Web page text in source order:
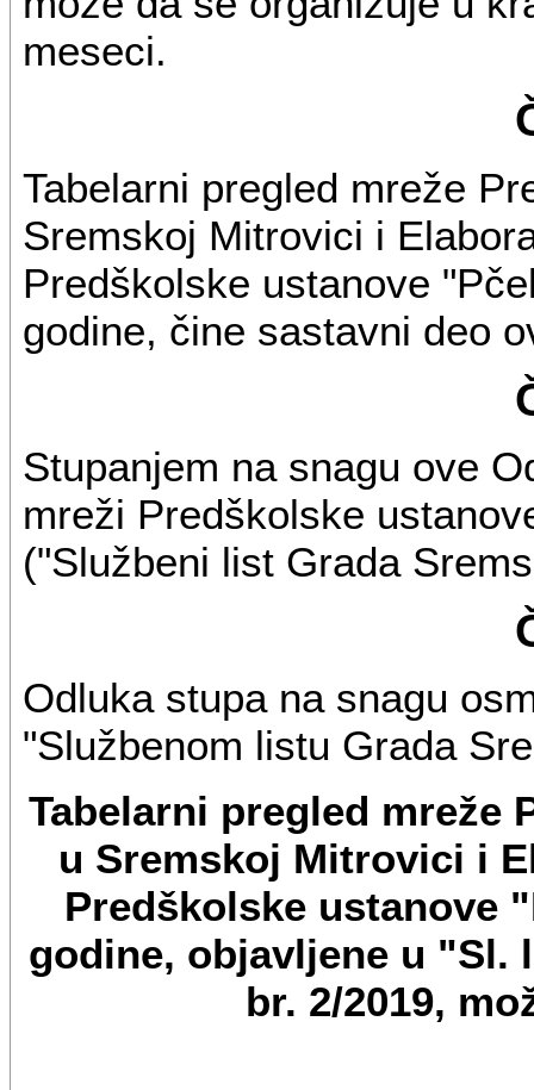
meseci.
Tabelarni pregled mreže
Sremskoj Mitrovici i
Predškolske ustanove
godine, čine sastavni deo
Stupanjem na snagu ove
mreži Predškolske
("Službeni list Grada
Odluka stupa na snagu
"Službenom listu Grada
Tabelarni pregled mreže
u Sremskoj Mitrovici i
Predškolske ustanove
godine, objavljene u "Sl.
br. 2/2019,